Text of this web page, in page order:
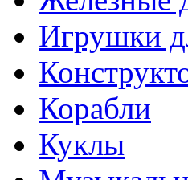
Игрушки
Корабли
Куклы